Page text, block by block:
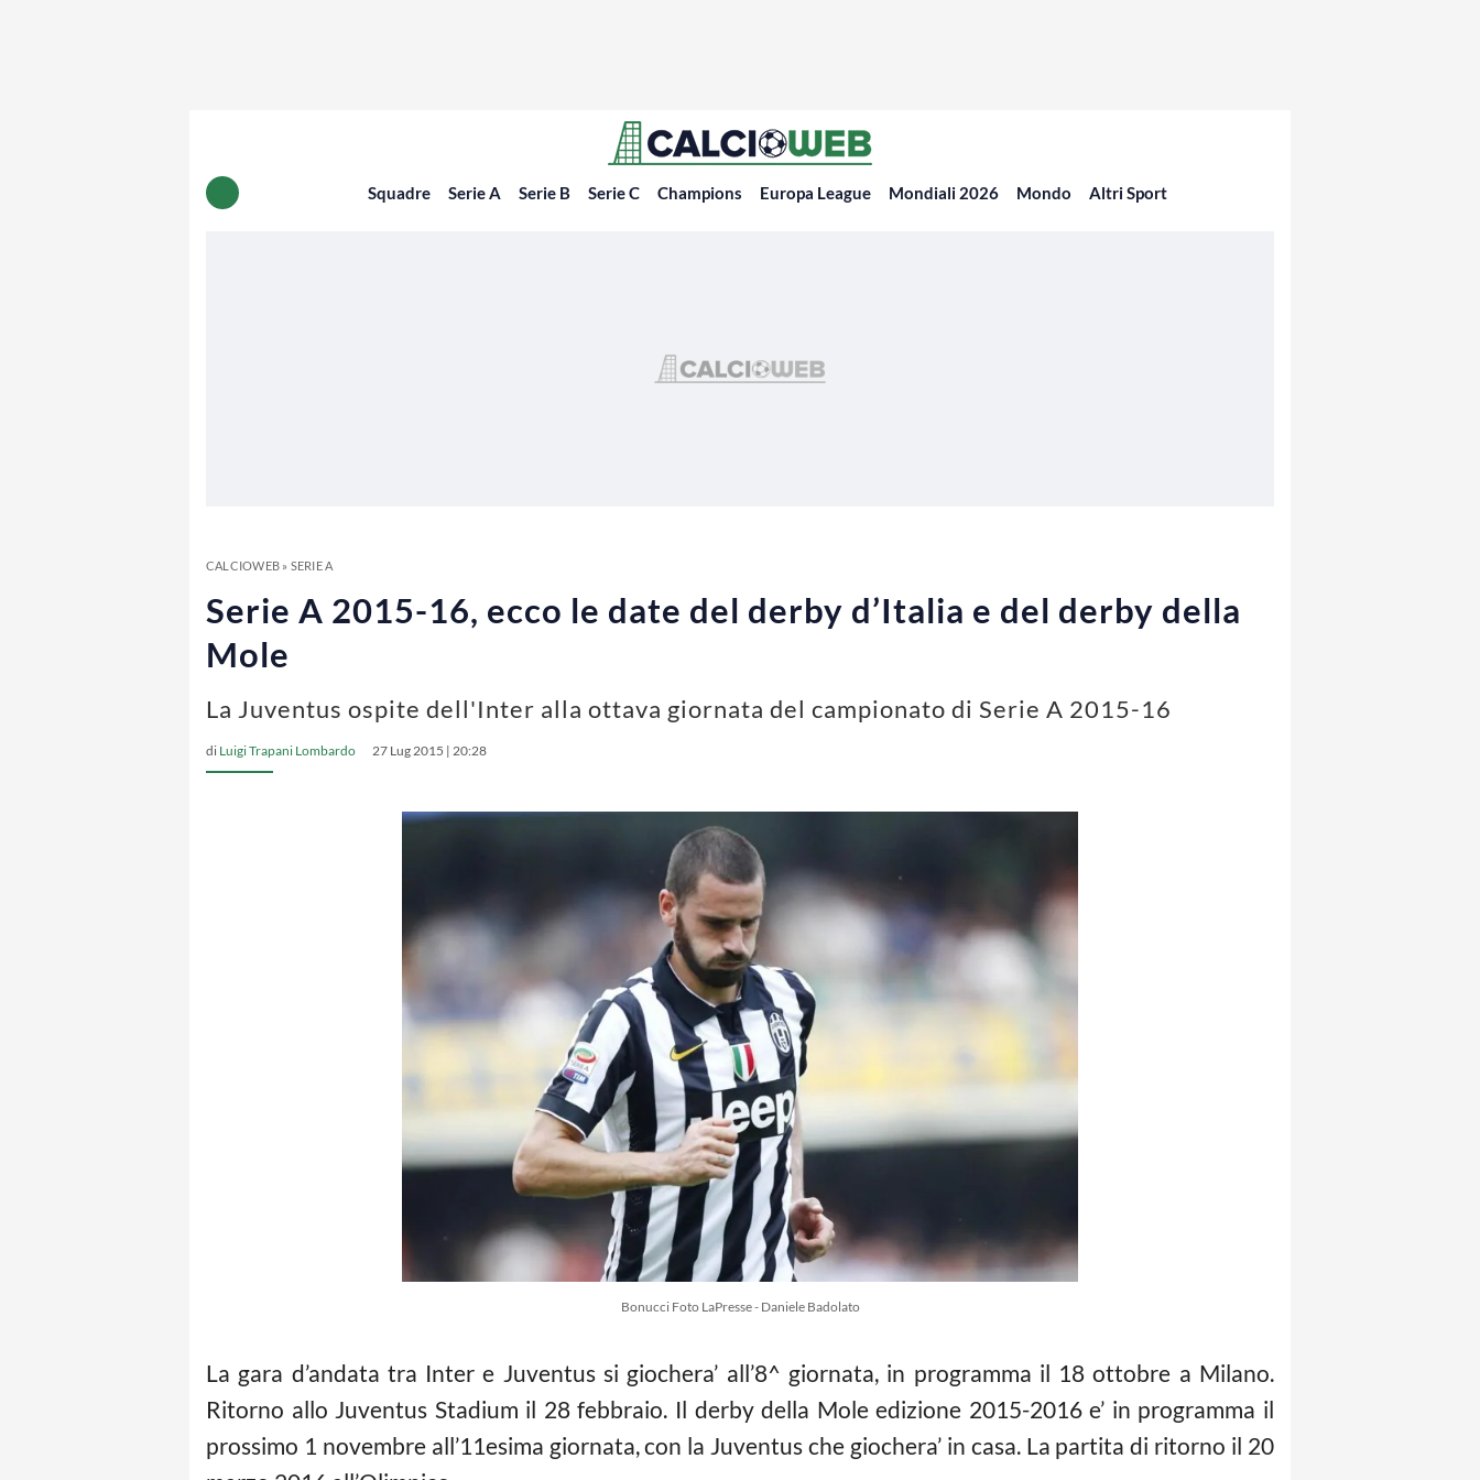
Squadre Serie A Serie B Serie C Champions Europa League Mondiali 2026 Mondo Altri Sport
CALCIOWEB» SERIE A
Serie A 2015-16, ecco le date del derby d’Italia e del derby della
Mole
La Juventus ospite dell'Inter alla ottava giornata del campionato di Serie A 2015-16
di Luigi Trapani Lombardo 27 Lug 2015 | 20:28
Bonucci Foto LaPresse - Daniele Badolato
La gara d’andata tra Inter e Juventus si giochera’ all’8^ giornata, in programma il 18 ottobre a Milano.
Ritorno allo Juventus Stadium il 28 febbraio. Il derby della Mole edizione 2015-2016 e’ in programma il
prossimo 1 novembre all’11esima giornata, con la Juventus che giochera’ in casa. La partita di ritorno il 20